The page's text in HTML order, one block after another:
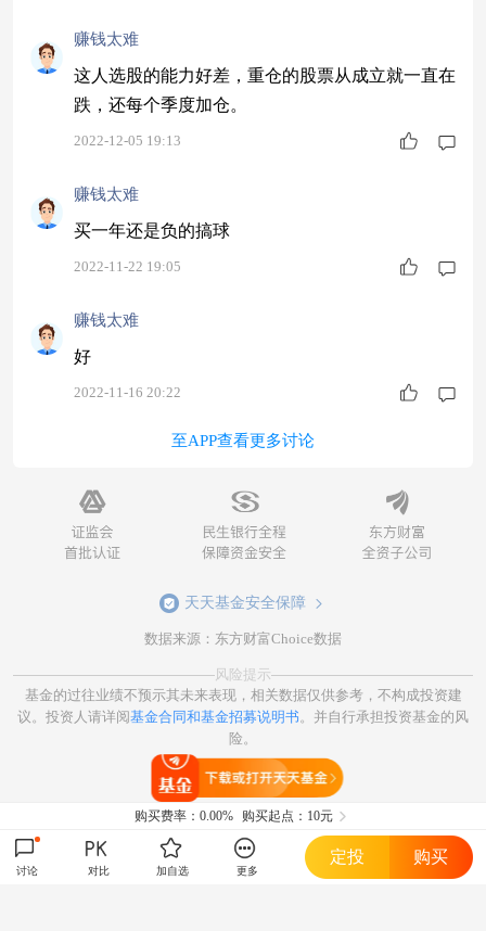
赚钱太难
这人选股的能力好差，重仓的股票从成立就一直在
跌，还每个季度加仓。
2022-12-05 19:13
赚钱太难
买一年还是负的搞球
2022-11-22 19:05
赚钱太难
好
2022-11-16 20:22
至APP查看更多讨论
天天基金安全保障
数据来源：东方财富Choice数据
风险提示
基金的过往业绩不预示其未来表现，相关数据仅供参考，不构成投资建
议。投资人请详阅基金合同和基金招募说明书。并自行承担投资基金的风
险。
购买费率： 0.00% 购买起点：10元
讨论 对比 加自选 更多
定投 购买
打开天天基金